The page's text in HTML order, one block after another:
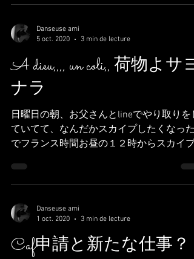
みました。 よければご覧くださいね C'est
deja une...
Danseuse ami
5 oct. 2020
3 min de lecture
A dieu,,,, un coli,, 荷物よサヨ
ナラ
日曜日の朝、お父さんとlineでやり取りをし
ていてて、なんだかスカイプしたくなった
でフランス時間お昼の１２時からスカイプ
けど、、 お母さんの表情は曇りがち。 なん
でも9月に私宛に送った荷物がまだ届いてい
ないからと心配の様子。...
Danseuse ami
1 oct. 2020
3 min de lecture
Caf申請と新たな仕事？